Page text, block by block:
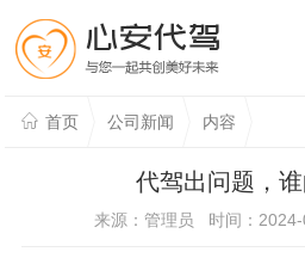
首页 公司新闻 内容
代驾出问题，
来源：管理员 时间：